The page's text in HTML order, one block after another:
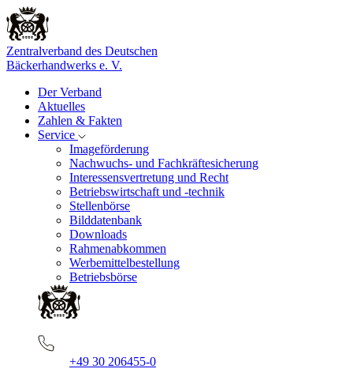
Zentralverband des Deutschen
Bäckerhandwerks e. V.
Der Verband
Aktuelles
Zahlen & Fakten
Service
Imageförderung
Nachwuchs- und Fachkräftesicherung
Interessensvertretung und Recht
Betriebswirtschaft und -technik
Stellenbörse
Bilddatenbank
Downloads
Rahmenabkommen
Werbemittelbestellung
Betriebsbörse
+49 30 206455-0